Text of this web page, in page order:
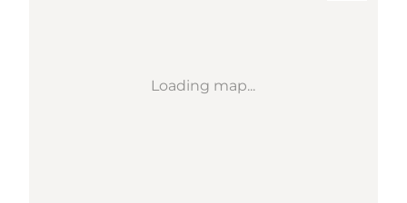
Loading map...